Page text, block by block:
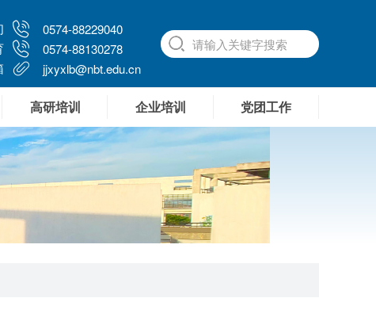
0574-88229040
0574-88130278
jjxyxlb@nbt.edu.cn
高研培训 企业培训 党团工作